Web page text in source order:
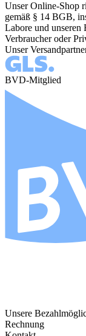
Unser Online-Shop
gemäß § 14 BGB,
Labore und unseren
Verbraucher oder
Unser
BVD-Mitglied
Unsere
Rechnung